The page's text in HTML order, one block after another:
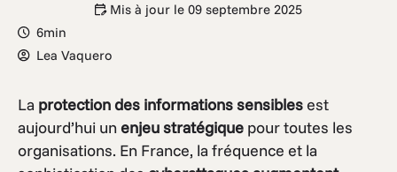
Mis à jour le 09 septembre 2025
6min
Lea Vaquero
La protection des informations sensiblesest
aujourd’hui un enjeu stratégique pour toutes les
organisations. En France, la fréquence et la